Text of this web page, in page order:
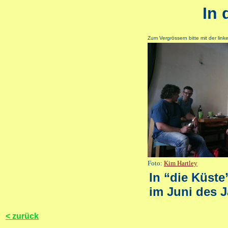
In
Zum Vergrössern bitte mit der
Foto: Kim Hartley
In “die
im Juni des
< zurück